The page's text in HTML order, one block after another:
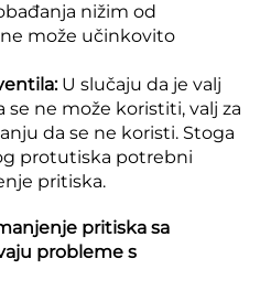
nižim od
može učinkovito
U slučaju da je valj
ne može koristiti, valj za
da se ne koristi. Stoga
protutiska potrebni
pritiska.
pritiska sa
probleme s